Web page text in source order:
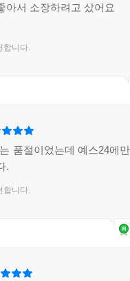
아서 소장하려고 샀어요
합니다.
품절이었는데 예스24에
.
합니다.